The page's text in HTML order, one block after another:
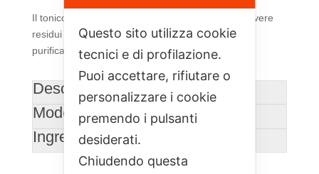
(200
ml)
quantità
Il tonico viso delle stelle viene utilizzato per rimuovere
residui di trucco o impurità, idrata e dona effetti
purificanti o rivitalizzanti.
Descrizione
Modo d'uso
Ingredienti
Questo sito utilizza cookie
tecnici e di profilazione.
Puoi accettare, rifiutare o
personalizzare i cookie
premendo i pulsanti
desiderati.
Chiudendo questa